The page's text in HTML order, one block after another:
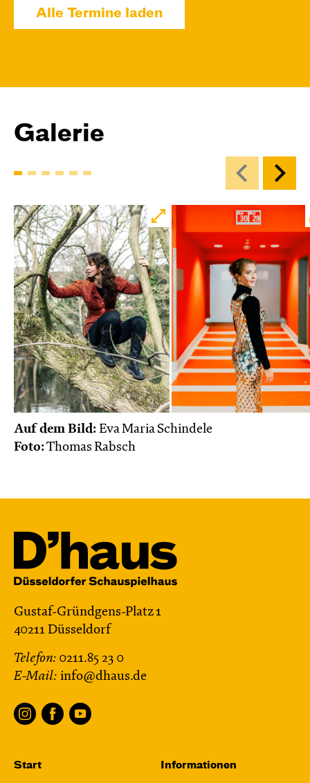
JUNGES SCHAUSPIEL
Bin gleich fertig!
Choreografie: Barbara Fuchs
Relaxed Performance
Karten
Di, 27.10. / 10:00 – 10:45
JUNGES SCHAUSPIEL
Bin gleich fertig!
nach dem Bilderbuch von Martin Baltscheit
und Anne-Kathrin Behl
Regie und
Choreografie: Barbara Fuchs
Central 2
Relaxed Performance
nach dem Bilderbuch von Martin Baltscheit
und Anne-Kathrin Behl
Choreografie: Barbara Fuchs
Central 2
Relaxed Performance
Karten
Alle Termine laden
Galerie
Auf dem Bild: Eva Maria Schindele
Foto:Thomas Rabsch
Gustaf-Gründgens-Platz 1
40211 Düsseldorf
Telefon: 0211.85 23 0
E-Mail: info@dhaus.de
Start Informationen